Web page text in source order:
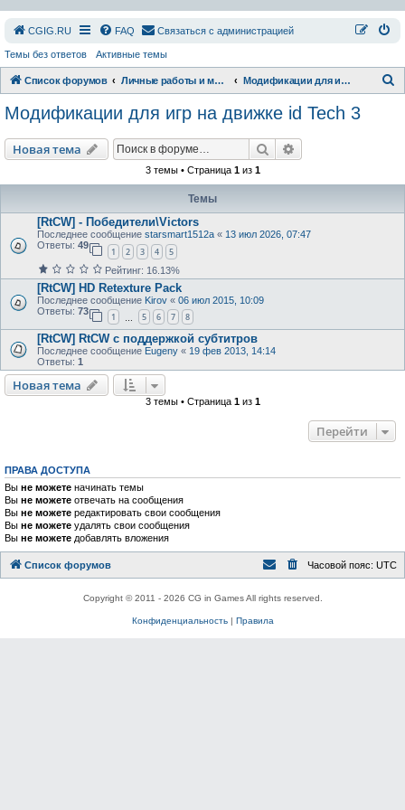
СGIG.RU FAQ Связаться с администрацией
Темы без ответов Активные темы
Список форумов Личные работы и модификации Модификации для игр на движке id Tech 3
Модификации для игр на движке id Tech 3
Новая тема Поиск
3 темы • Страница 1из 1
Темы
[RtCW] - Победители\Victors
Последнее сообщение starsmart1512a « 13 июл 2026, 07:47
Ответы: 49
1 2 3 4 5
Рейтинг: 16.13%
[RtCW] HD Retexture Pack
Последнее сообщение Kirov « 06 июл 2015, 10:09
Ответы: 73
1 5 6 7 8
[RtCW] RtCW с поддержкой субтитров
Последнее сообщение Eugeny « 19 фев 2013, 14:14
Ответы: 1
Новая тема
3 темы • Страница 1из 1
Перейти
ПРАВА ДОСТУПА
Вы не можете начинать темы
Вы не можете отвечать на сообщения
Вы не можете редактировать свои сообщения
Вы не можете удалять свои сообщения
Вы не можете добавлять вложения
Список форумов Часовой пояс: UTC
Copyright © 2011 - 2026 CG in Games All rights reserved.
Конфиденциальность| Правила